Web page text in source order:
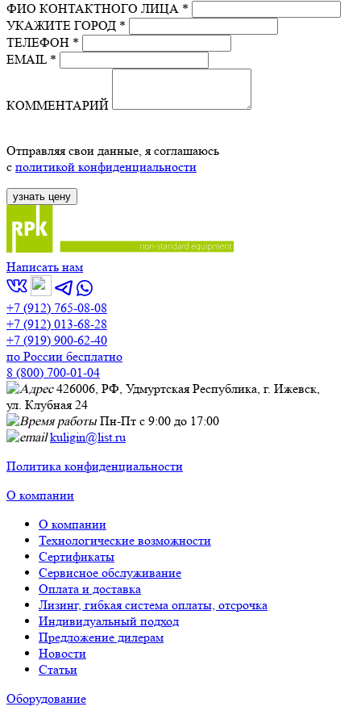
ФИО КОНТАКТНОГО ЛИЦА *
УКАЖИТЕ ГОРОД *
ТЕЛЕФОН *
EMAIL *
КОММЕНТАРИЙ
Отправляя свои данные, я соглашаюсь
с политикой конфиденциальности
Написать нам
+7 (912) 765-08-08
+7 (912) 013-68-28
+7 (919) 900-62-40
по России бесплатно
8 (800) 700-01-04
426006, РФ, Удмуртская Республика, г. Ижевск,
ул. Клубная 24
Пн-Пт с 9:00 до 17:00
kuligin@list.ru
Политика конфиденциальности
О компании
О компании
Технологические возможности
Сертификаты
Сервисное обслуживание
Оплата и доставка
Лизинг, гибкая система оплаты, отсрочка
Индивидуальный подход
Предложение дилерам
Новости
Статьи
Оборудование